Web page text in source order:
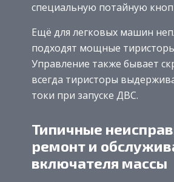
специальную потайную
Ещё для легковых машин
подходят мощные
Управление также бывает
всегда тиристоры
токи при запуске ДВС.
Типичные
ремонт и
включателя массы